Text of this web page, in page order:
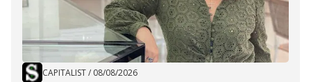
CAPITALIST/ 08/08/2026